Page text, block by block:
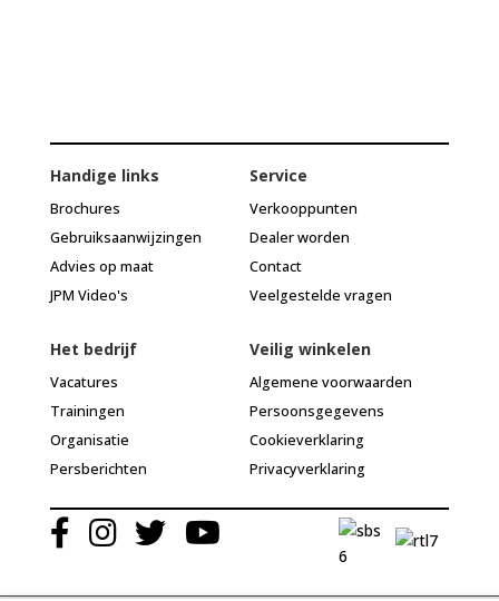
Handige links
Brochures
Gebruiksaanwijzingen
Advies op maat
JPM Video's
Service
Verkooppunten
Dealer worden
Contact
Veelgestelde vragen
Het bedrijf
Vacatures
Trainingen
Organisatie
Persberichten
Veilig winkelen
Algemene voorwaarden
Persoonsgegevens
Cookieverklaring
Privacyverklaring